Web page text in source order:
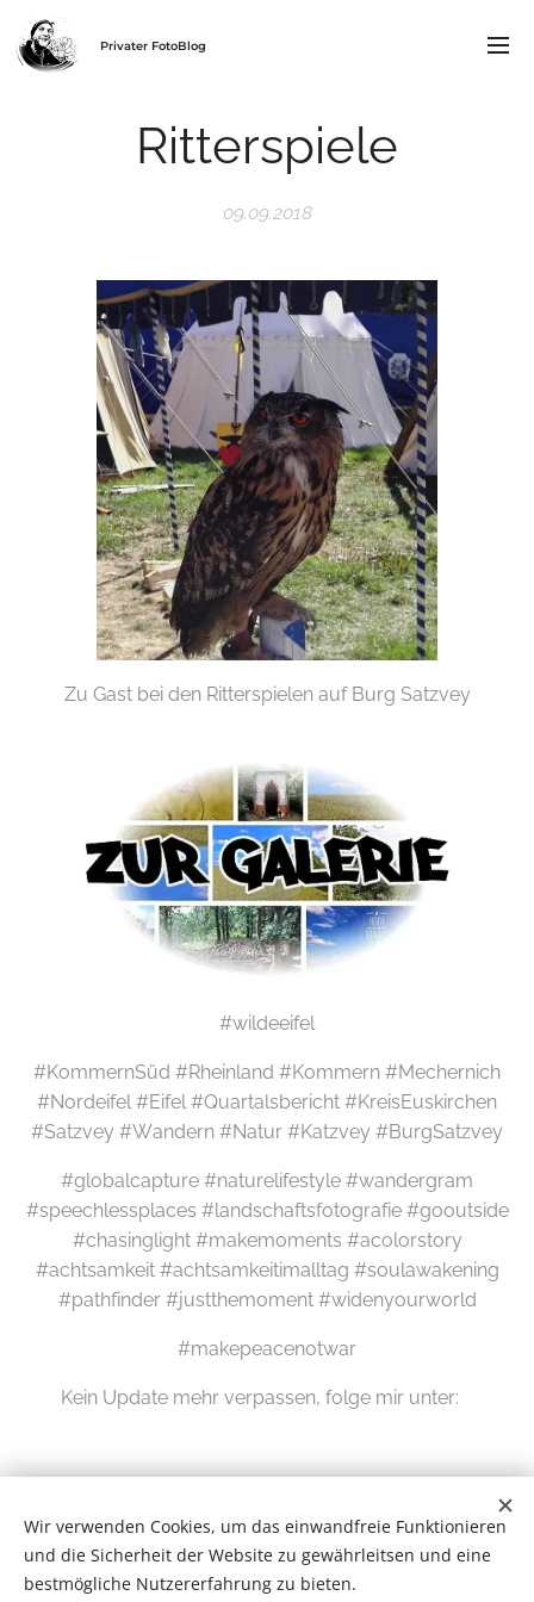
Privater FotoBlog
Ritterspiele
09.09.2018
Zu Gast bei den Ritterspielen auf Burg Satzvey
#wildeeifel
#KommernSüd #Rheinland #Kommern #Mechernich
#Nordeifel #Eifel #Quartalsbericht #KreisEuskirchen
#Satzvey #Wandern #Natur #Katzvey #BurgSatzvey
#globalcapture #naturelifestyle #wandergram
#speechlessplaces #landschaftsfotografie #gooutside
#chasinglight #makemoments #acolorstory
#achtsamkeit #achtsamkeitimalltag #soulawakening
#pathfinder #justthemoment #widenyourworld
#makepeacenotwar
Kein Update mehr verpassen, folge mir unter:
Wir verwenden Cookies, um das einwandfreie Funktionieren
und die Sicherheit der Website zu gewährleitsen und eine
bestmögliche Nutzererfahrung zu bieten.